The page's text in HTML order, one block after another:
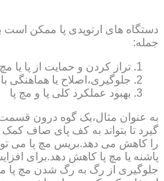
دستگاه های ارتوپدی پا ممکن است
جمله:
تراز کردن و حمایت از پا یا مچ
جلوگیری،اصلاح یا هماهنگی
بهبود عملکرد کلی پا و مچ پا
به عنوان مثال،یک گوه درون
گیرد تا بتواند به کف پای صاف کمک
را کاهش می دهد.بریس مچ پا می
پاشنه یا مچ پا کاهش دهد.برای
جلوگیری از رگ به رگ شدن مچ پا